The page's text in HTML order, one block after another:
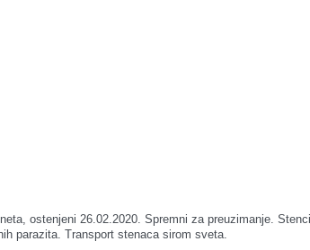
ostenjeni 26.02.2020. Spremni za preuzimanje.
parazita. Transport stenaca sirom sveta.